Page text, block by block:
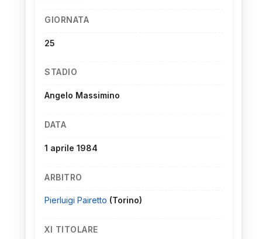
GIORNATA
25
STADIO
Angelo Massimino
DATA
1 aprile 1984
ARBITRO
Pierluigi Pairetto (Torino)
XI TITOLARE